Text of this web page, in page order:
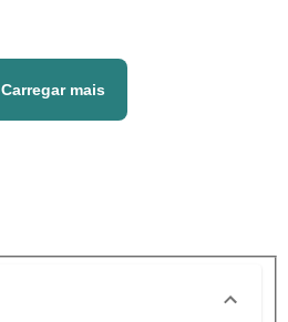
Carregar mais